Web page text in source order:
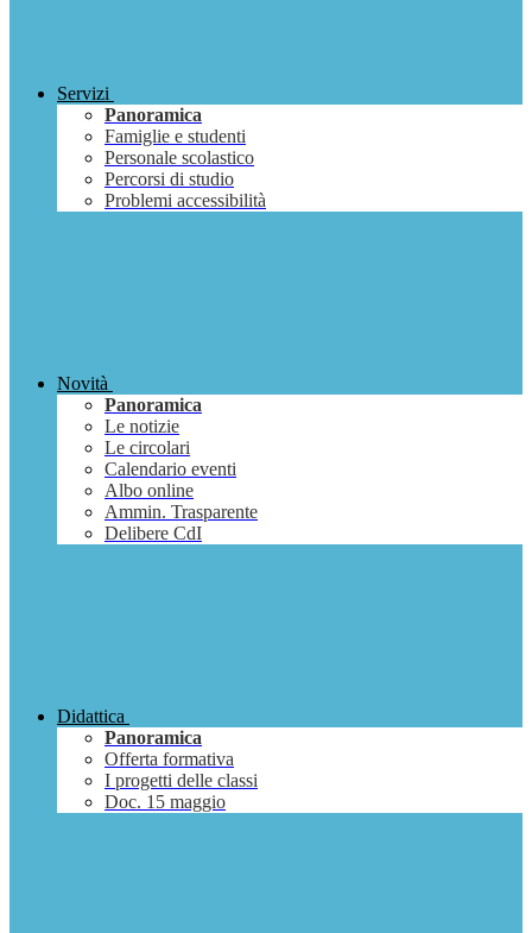
Servizi
Panoramica
Famiglie e studenti
Personale scolastico
Percorsi di studio
Problemi accessibilità
Novità
Panoramica
Le notizie
Le circolari
Calendario eventi
Albo online
Ammin. Trasparente
Delibere CdI
Didattica
Panoramica
Offerta formativa
I progetti delle classi
Doc. 15 maggio